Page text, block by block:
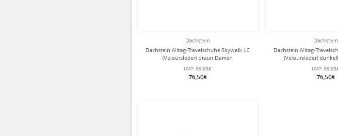
Dachstein
Dachstein Alltag-Travelschuhe Skywalk LC
(Veloursleder) braun Damen
UVP: 89,95€
76,50€
Dachstein
Dachstein Alltag-
(Veloursleder)
UVP:
76,50€